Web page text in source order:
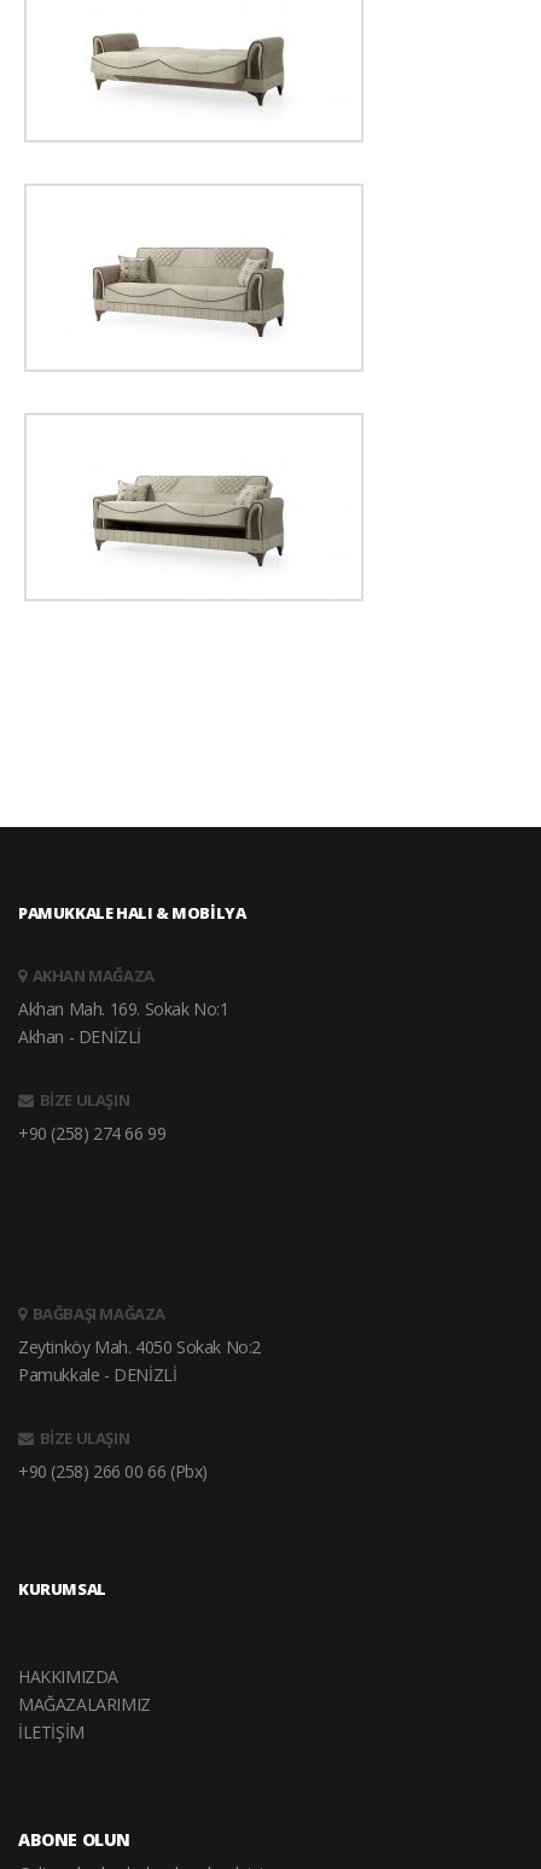
PAMUKKALE HALI & MOBİLYA
AKHAN MAĞAZA
Akhan Mah. 169. Sokak No:1
Akhan - DENİZLİ
BİZE ULAŞIN
+90 (258) 274 66 99
BAĞBAŞI MAĞAZA
Zeytinköy Mah. 4050 Sokak No:2
Pamukkale - DENİZLİ
BİZE ULAŞIN
+90 (258) 266 00 66 (Pbx)
KURUMSAL
HAKKIMIZDA
MAĞAZALARIMIZ
İLETİŞİM
ABONE OLUN